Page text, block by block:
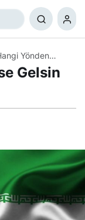
Yönden
Gelsin Savaşa
Gelsin
0 Paylaş